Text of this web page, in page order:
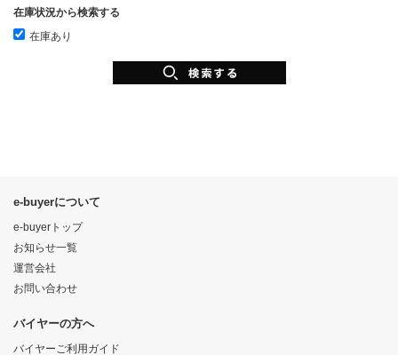
在庫状況から検索する
在庫あり
e-buyerについて
e-buyerトップ
お知らせ一覧
運営会社
お問い合わせ
バイヤーの方へ
バイヤーご利用ガイド